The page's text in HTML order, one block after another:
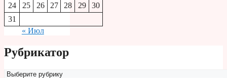
24
25 26 27 28 29
30
31
« Июл
Рубрикатор
Рубрикатор